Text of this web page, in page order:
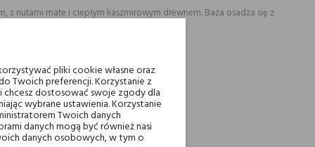
nutami mate i ciepłym kaszmirowym drewnem. Baza osadza się z
pliki cookie własne oraz
Twoich preferencji. Korzystanie z
dostosować swoje zgody dla
wybrane ustawienia. Korzystanie
Twoich danych
danych mogą być również nasi
danych osobowych, w tym o